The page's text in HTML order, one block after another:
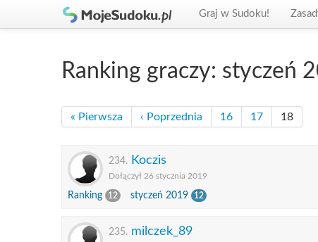
Graj w Sudoku!
Ranking graczy: styczeń
« Pierwsza ‹ Poprzednia 16 17 18
234. Koczis
Dołączył 26 stycznia 2019
Ranking 12 styczeń 2019 12
235. milczek_89